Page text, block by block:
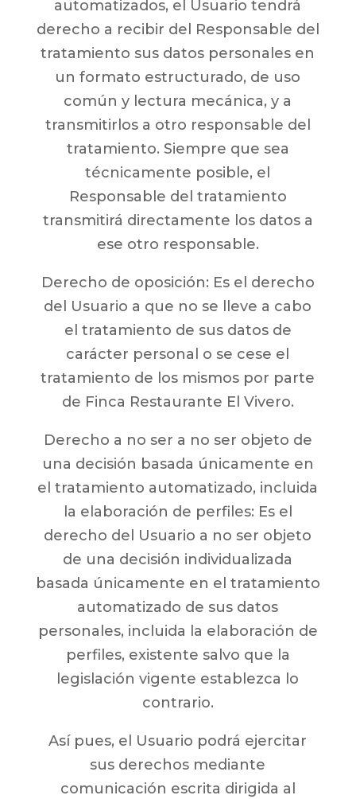
automatizados, el Usuario tendrá
derecho a recibir del Responsable del
tratamiento sus datos personales en
un formato estructurado, de uso
común y lectura mecánica, y a
transmitirlos a otro responsable del
tratamiento. Siempre que sea
técnicamente posible, el
Responsable del tratamiento
transmitirá directamente los datos a
ese otro responsable.
Derecho de oposición: Es el derecho
del Usuario a que no se lleve a cabo
el tratamiento de sus datos de
carácter personal o se cese el
tratamiento de los mismos por parte
de Finca Restaurante El Vivero.
Derecho a no ser a no ser objeto de
una decisión basada únicamente en
el tratamiento automatizado, incluida
la elaboración de perfiles: Es el
derecho del Usuario a no ser objeto
de una decisión individualizada
basada únicamente en el tratamiento
automatizado de sus datos
personales, incluida la elaboración de
perfiles, existente salvo que la
legislación vigente establezca lo
contrario.
Así pues, el Usuario podrá ejercitar
sus derechos mediante
comunicación escrita dirigida al